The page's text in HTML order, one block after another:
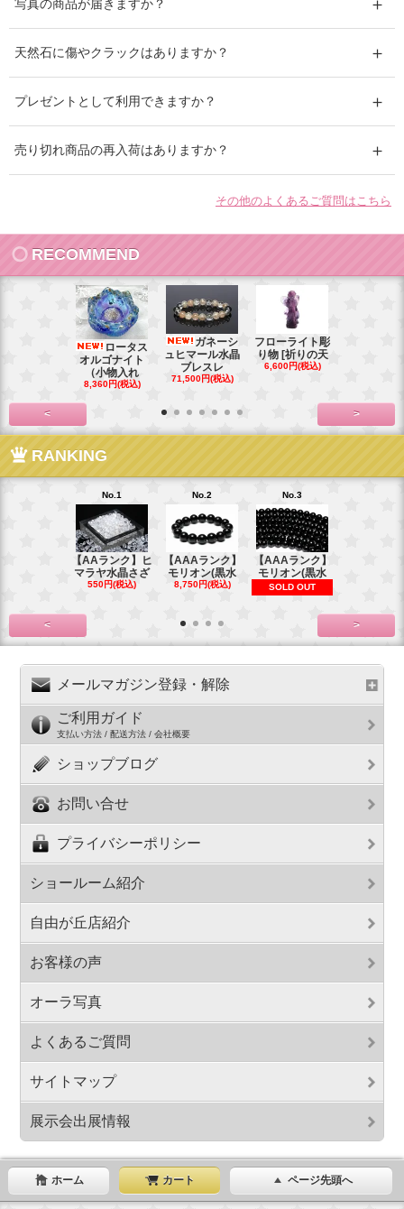
写真の商品が届きますか？
天然石に傷やクラックはありますか？
プレゼントとして利用できますか？
売り切れ商品の再入荷はありますか？
その他のよくあるご質問はこちら
RECOMMEND
ロータス
オルゴナイト
（小物入れ
8,360円(税込)
ガネーシ
ュヒマール水晶
ブレスレ
71,500円(税込)
フローライト彫
り物 [祈りの天
6,600円(税込)
< >
RANKING
No.1
【AAランク】ヒ
マラヤ水晶さざ
550円(税込)
No.2
【AAAランク】
モリオン(黒水
8,750円(税込)
No.3
【AAAランク】
モリオン(黒水
SOLD OUT
< >
メールマガジン登録・解除
ご利用ガイド
支払い方法 / 配送方法 / 会社概要
ショップブログ
お問い合せ
プライバシーポリシー
ショールーム紹介
自由が丘店紹介
お客様の声
オーラ写真
よくあるご質問
サイトマップ
展示会出展情報
ホーム カート ページ先頭へ